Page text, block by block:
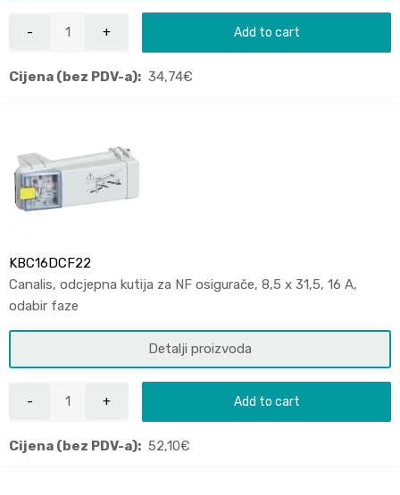
Add to cart
Cijena (bez PDV-a): 34,74€
KBC16DCF22
Canalis, odcjepna kutija za NF osigurače, 8,5 x 31,5, 16 A,
odabir faze
Detalji proizvoda
Add to cart
Cijena (bez PDV-a): 52,10€